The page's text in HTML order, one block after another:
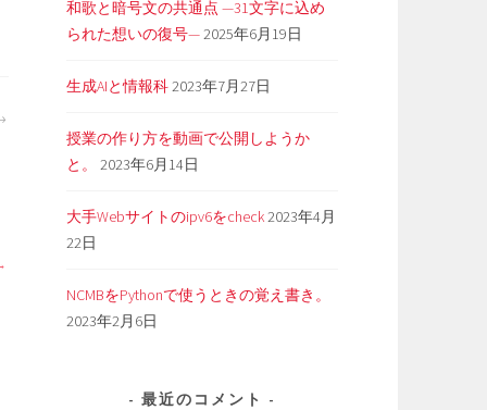
和歌と暗号文の共通点 —31文字に込め
られた想いの復号—2025年6月19日
生成AIと情報科2023年7月27日
授業の作り方を動画で公開しようか
と。
2023年6月14日
大手Webサイトのipv6をcheck2023年4月
22日
NCMBをPythonで使うときの覚え書き。
2023年2月6日
最近のコメント